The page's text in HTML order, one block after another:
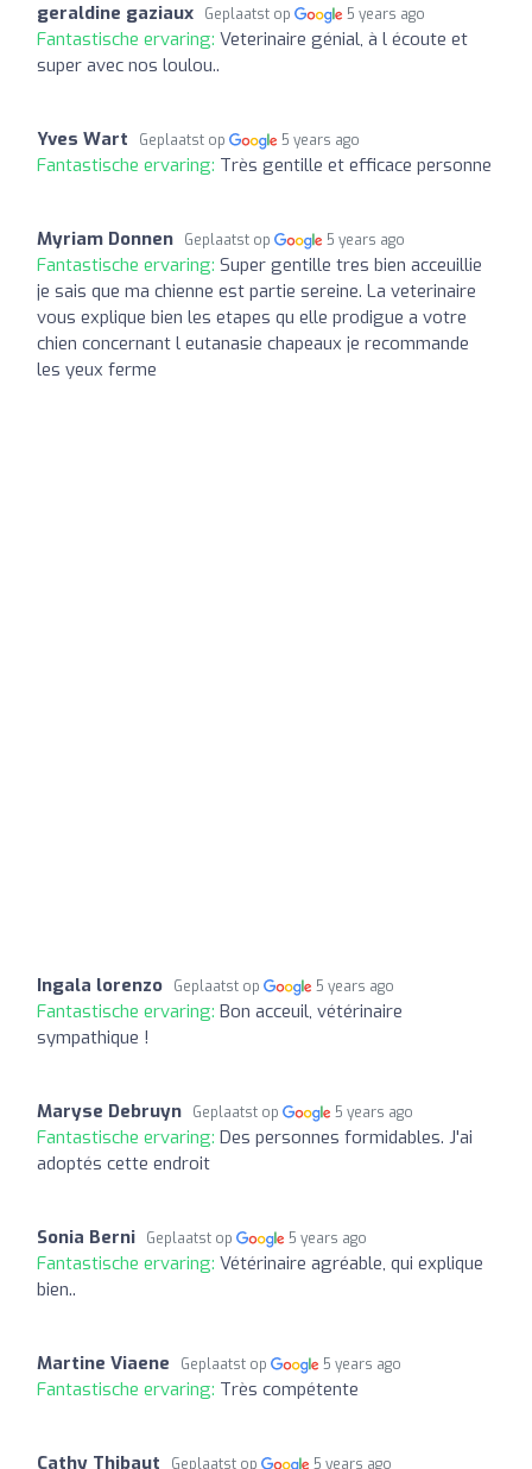
geraldine gaziaux Geplaatst op 5 years ago
Fantastische ervaring: Veterinaire génial, à l écoute et
super avec nos loulou..
Yves Wart Geplaatst op 5 years ago
Fantastische ervaring: Très gentille et efficace personne
Myriam Donnen Geplaatst op 5 years ago
Fantastische ervaring: Super gentille tres bien acceuillie
je sais que ma chienne est partie sereine. La veterinaire
vous explique bien les etapes qu elle prodigue a votre
chien concernant l eutanasie chapeaux je recommande
les yeux ferme
Ingala lorenzo Geplaatst op 5 years ago
Fantastische ervaring: Bon acceuil, vétérinaire
sympathique !
Maryse Debruyn Geplaatst op 5 years ago
Fantastische ervaring: Des personnes formidables. J'ai
adoptés cette endroit
Sonia Berni Geplaatst op 5 years ago
Fantastische ervaring: Vétérinaire agréable, qui explique
bien..
Martine Viaene Geplaatst op 5 years ago
Fantastische ervaring: Très compétente
Cathy Thibaut Geplaatst op 5 years ago